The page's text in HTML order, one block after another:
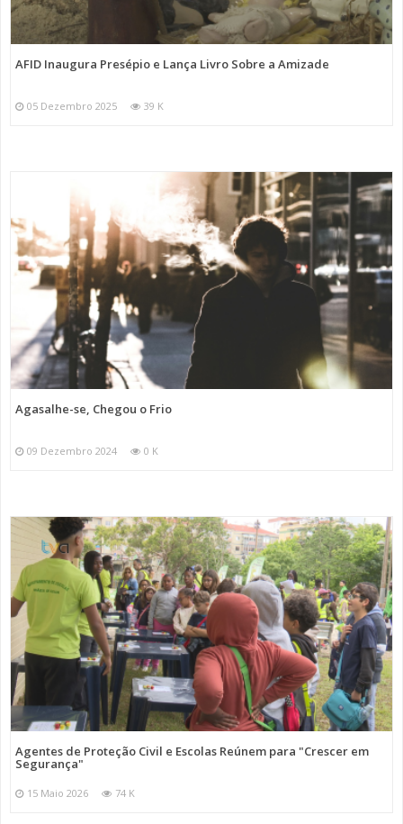
AFID Inaugura Presépio e Lança Livro Sobre a Amizade
05 Dezembro 2025 39 K
Agasalhe-se, Chegou o Frio
09 Dezembro 2024 0 K
Agentes de Proteção Civil e Escolas Reúnem para "Crescer em
Segurança"
15 Maio 2026 74 K